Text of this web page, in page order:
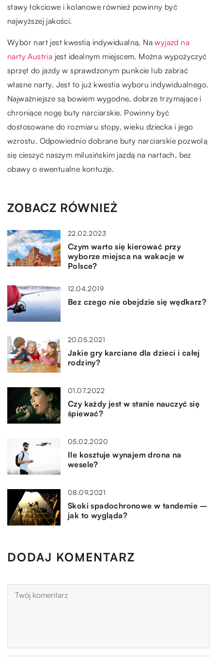
stawy łokciowe i kolanowe również powinny być
najwyższej jakości.
Wybór nart jest kwestią indywidualną. Nawyjazd na
narty Austria jest idealnym miejscem. Można wypożyczyć
sprzęt do jazdy w sprawdzonym punkcie lub zabrać
własne narty. Jest to już kwestia wyboru indywidualnego.
Najważniejsze są bowiem wygodne, dobrze trzymające i
chroniące nogę buty narciarskie. Powinny być
dostosowane do rozmiaru stopy, wieku dziecka i jego
wzrostu. Odpowiednio dobrane buty narciarskie pozwolą
się cieszyć naszym milusińskim jazdą na nartach, bez
obawy o ewentualne kontuzje.
ZOBACZ RÓWNIEŻ
22.02.2023
Czym warto się kierować przy
wyborze miejsca na wakacje w
Polsce?
12.04.2019
Bez czego nie obejdzie się wędkarz?
20.05.2021
Jakie gry karciane dla dzieci i całej
rodziny?
01.07.2022
Czy każdy jest w stanie nauczyć się
śpiewać?
05.02.2020
Ile kosztuje wynajem drona na
wesele?
08.09.2021
Skoki spadochronowe w tandemie –
jak to wygląda?
DODAJ KOMENTARZ